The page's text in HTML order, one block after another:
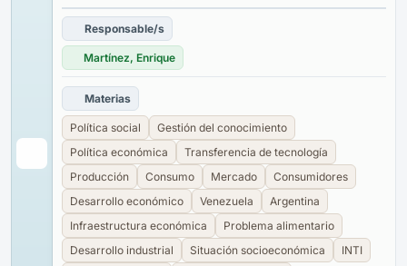
Responsable/s
Martínez, Enrique
Materias
Política social
Gestión del conocimiento
Política económica
Transferencia de tecnología
Producción
Consumo Mercado
Consumidores
Desarrollo económico
Venezuela
Argentina
Infraestructura económica
Problema alimentario
Desarrollo industrial
Situación socioeconómica
INTI